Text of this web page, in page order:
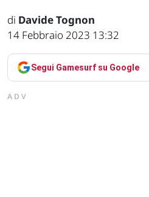
di Davide Tognon
14 Febbraio 2023 13:32
Segui Gamesurf su Google
ADV